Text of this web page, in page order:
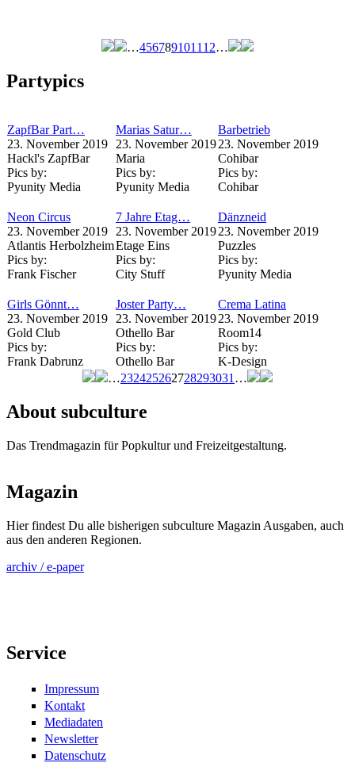
…4567891011 12…
Partypics
ZapfBar Part…
23. November 2019
Hackl's ZapfBar
Pics by:
Pyunity Media
Marias Satur…
23. November 2019
Maria
Pics by:
Pyunity Media
Barbetrieb
23. November 2019
Cohibar
Pics by:
Cohibar
Neon Circus
23. November 2019
Atlantis Herbolzheim
Pics by:
Frank Fischer
7 Jahre Etag…
23. November 2019
Etage Eins
Pics by:
City Stuff
Dänzneid
23. November 2019
Puzzles
Pics by:
Pyunity Media
Girls Gönnt…
23. November 2019
Gold Club
Pics by:
Frank Dabrunz
Joster Party…
23. November 2019
Othello Bar
Pics by:
Othello Bar
Crema Latina
23. November 2019
Room14
Pics by:
K-Design
…232425262728293031 …
About subculture
Das Trendmagazin für Popkultur und Freizeitgestaltung.
Magazin
Hier findest Du alle bisherigen subculture Magazin Ausgaben, auch
aus den anderen Regionen.
archiv / e-paper
Service
Impressum
Kontakt
Mediadaten
Newsletter
Datenschutz